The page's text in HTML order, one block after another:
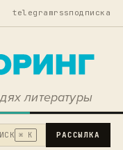
telegramrssподписка
литературы
⌘ K РАССЫЛКА